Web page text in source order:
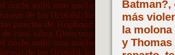
más
la
y